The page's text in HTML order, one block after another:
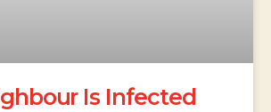
Is Infected